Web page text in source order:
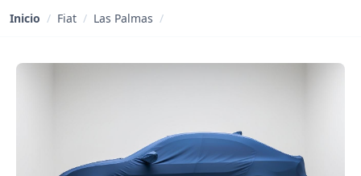
Modelo
Carrocería, año y Kms. (0)
Inicio / Fiat / Las Palmas /